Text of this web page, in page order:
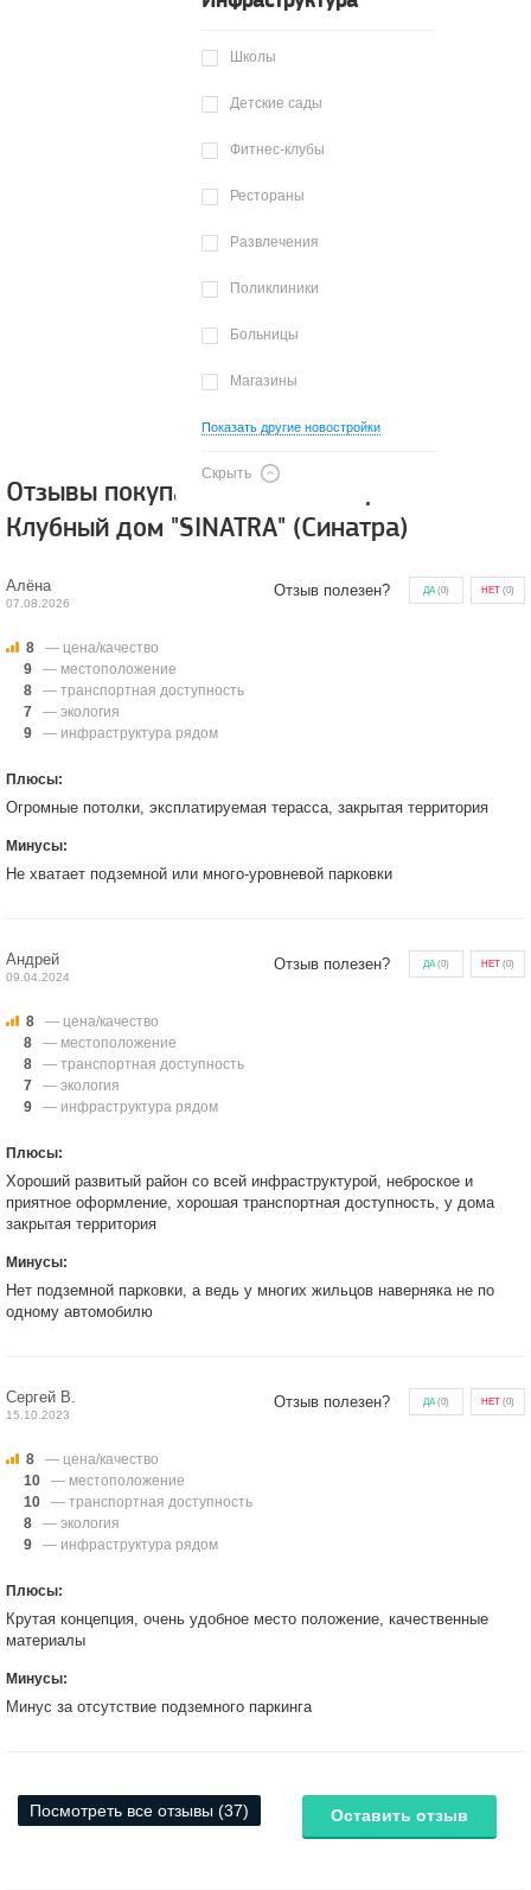
Школы
Детские сады
Фитнес-клубы
Рестораны
Развлечения
Поликлиники
Больницы
Магазины
Показать другие новостройки
Скрыть
Отзывы покупателей о новостройке
Клубный дом "SINATRA" (Синатра)
Алёна
07.08.2026
Отзыв полезен? ДА(0) НЕТ (0)
8
— цена/качество
9
— местоположение
8
— транспортная доступность
7
— экология
9
— инфраструктура рядом
Плюсы:
Огромные потолки, эксплатируемая терасса, закрытая территория
Минусы:
Не хватает подземной или много-уровневой парковки
Андрей
09.04.2024
Отзыв полезен? ДА(0) НЕТ (0)
8
— цена/качество
8
— местоположение
8
— транспортная доступность
7
— экология
9
— инфраструктура рядом
Плюсы:
Хороший развитый район со всей инфраструктурой, неброское и
приятное оформление, хорошая транспортная доступность, у дома
закрытая территория
Минусы:
Нет подземной парковки, а ведь у многих жильцов наверняка не по
одному автомобилю
Сергей В.
15.10.2023
Отзыв полезен? ДА(0) НЕТ (0)
8
— цена/качество
10
— местоположение
10
— транспортная доступность
8
— экология
9
— инфраструктура рядом
Плюсы:
Крутая концепция, очень удобное место положение, качественные
материалы
Минусы:
Минус за отсутствие подземного паркинга
Посмотреть все отзывы (37) Оставить отзыв